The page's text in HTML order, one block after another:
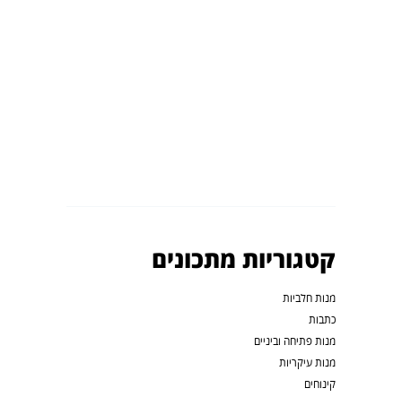
קטגוריות מתכונים
מנות חלביות
כתבות
מנות פתיחה וביניים
מנות עיקריות
קינוחים